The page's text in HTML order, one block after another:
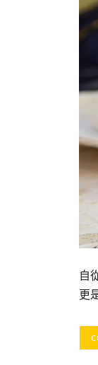
自
更